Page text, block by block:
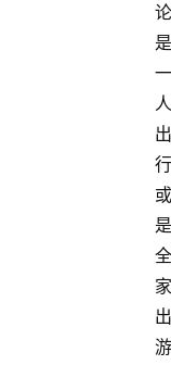
论
是
一
人
出
行
或
是
全
家
出
游